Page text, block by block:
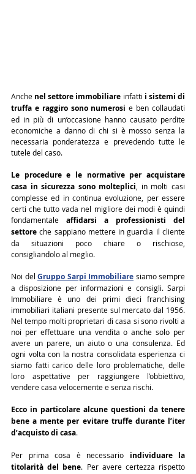
Anche nel settore immobiliare infatti i sistemi di
truffa e raggiro sono numerosi e ben collaudati
ed in più di un’occasione hanno causato perdite
economiche a danno di chi si è mosso senza la
necessaria ponderatezza e prevedendo tutte le
tutele del caso.
Le procedure e le normative per acquistare
casa in sicurezza sono molteplici, in molti casi
complesse ed in continua evoluzione, per essere
certi che tutto vada nel migliore dei modi è quindi
fondamentale affidarsi a professionisti del
settore che sappiano mettere in guardia il cliente
da situazioni poco chiare o rischiose,
consigliandolo al meglio.
Noi del Gruppo Sarpi Immobiliare siamo sempre
a disposizione per informazioni e consigli. Sarpi
Immobiliare è uno dei primi dieci franchising
immobiliari italiani presente sul mercato dal 1956.
Nel tempo molti proprietari di casa si sono rivolti a
noi per effettuare una vendita o anche solo per
avere un parere, un aiuto o una consulenza. Ed
ogni volta con la nostra consolidata esperienza ci
siamo fatti carico delle loro problematiche, delle
loro aspettative per raggiungere l’obbiettivo,
vendere casa velocemente e senza rischi.
Ecco in particolare alcune questioni da tenere
bene a mente per evitare truffe durante l’iter
d’acquisto di casa.
Per prima cosa è necessario individuare la
titolarità del bene. Per avere certezza rispetto